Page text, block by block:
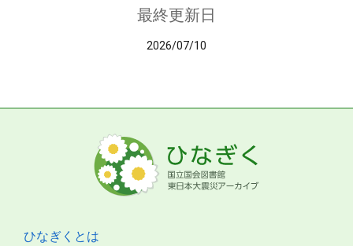
最終更新日
2026/07/10
ひなぎくとは